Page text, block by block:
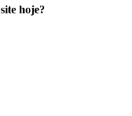
hoje?